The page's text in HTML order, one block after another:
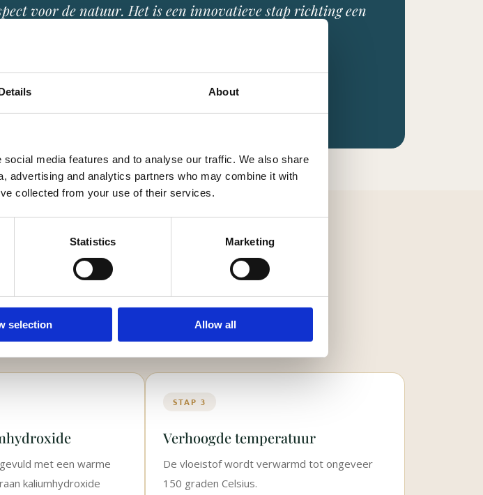
About
media features and to analyse our traffic. We also share
advertising and analytics partners who may combine it with
collected from your use of their services.
Statistics Marketing
selection Allow all
voor de natuur. Het is een innovatieve stap richting een
om op respectvolle wijze afscheid te nemen
met een warme
kaliumhydroxide
STAP 3
Verhoogde temperatuur
De vloeistof wordt verwarmd tot ongeveer
150 graden Celsius.